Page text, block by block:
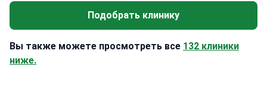
Подобрать клинику
Вы также можете просмотреть все 132 клиники
ниже.